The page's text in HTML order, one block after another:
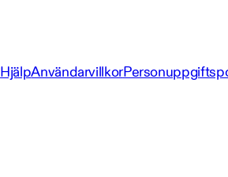
HjälpAnvändarvillkor